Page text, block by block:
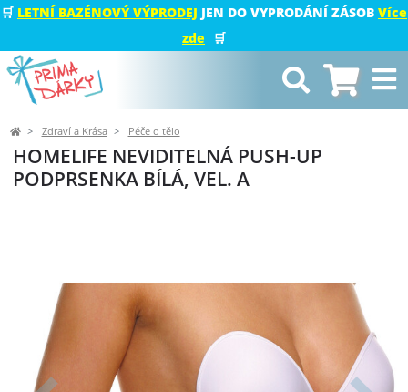
🛒 LETNÍ BAZÉNOVÝ VÝPRODEJ JEN DO VYPRODÁNÍ ZÁSOB Více
zde
🛒
Zdraví a Krása Péče o tělo
HOMELIFE NEVIDITELNÁ PUSH-UP
PODPRSENKA BÍLÁ, VEL. A